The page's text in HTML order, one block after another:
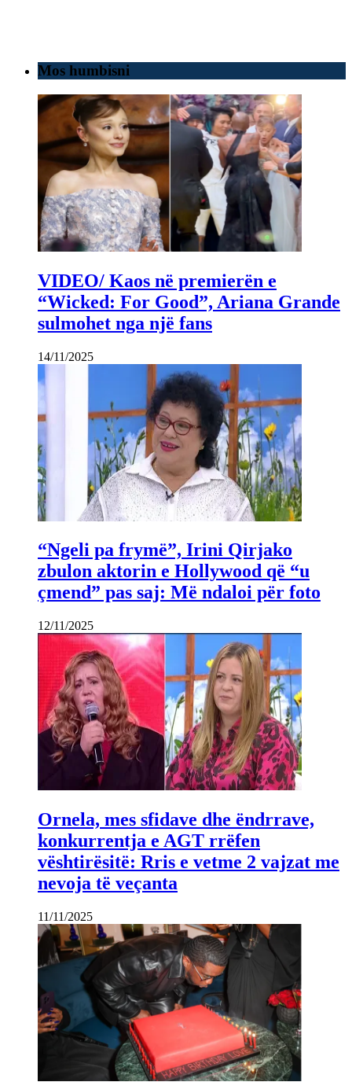
Mos humbisni
VIDEO/ Kaos në premierën e
“Wicked: For Good”, Ariana Grande
sulmohet nga një fans
14/11/2025
“Ngeli pa frymë”, Irini Qirjako
zbulon aktorin e Hollywood që “u
çmend” pas saj: Më ndaloi për foto
12/11/2025
Ornela, mes sfidave dhe ëndrrave,
konkurrentja e AGT rrëfen
vështirësitë: Rris e vetme 2 vajzat me
nevoja të veçanta
11/11/2025